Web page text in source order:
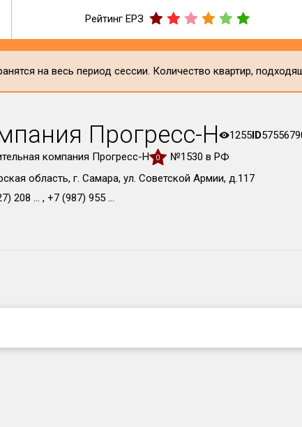
Рейтинг ЕРЗ
на весь период сессии. Количество квартир,
Прогресс-Н 1255ID
компания Прогресс-Н 0
№1530 в РФ
область, г. Самара, ул. Советской Армии, д.117
208 ... , +7 (987) 955 ...